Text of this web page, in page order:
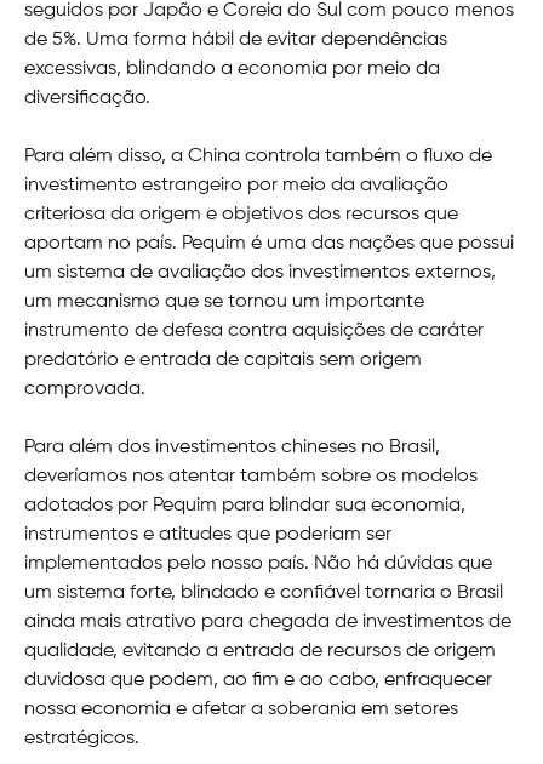
seguidos por Japão e Coreia do Sul com pouco menos
de 5%. Uma forma hábil de evitar dependências
excessivas, blindando a economia por meio da
diversificação.
Para além disso, a China controla também o fluxo de
investimento estrangeiro por meio da avaliação
criteriosa da origem e objetivos dos recursos que
aportam no país. Pequim é uma das nações que possui
um sistema de avaliação dos investimentos externos,
um mecanismo que se tornou um importante
instrumento de defesa contra aquisições de caráter
predatório e entrada de capitais sem origem
comprovada.
Para além dos investimentos chineses no Brasil,
deveríamos nos atentar também sobre os modelos
adotados por Pequim para blindar sua economia,
instrumentos e atitudes que poderiam ser
implementados pelo nosso país. Não há dúvidas que
um sistema forte, blindado e confiável tornaria o Brasil
ainda mais atrativo para chegada de investimentos de
qualidade, evitando a entrada de recursos de origem
duvidosa que podem, ao fim e ao cabo, enfraquecer
nossa economia e afetar a soberania em setores
estratégicos.